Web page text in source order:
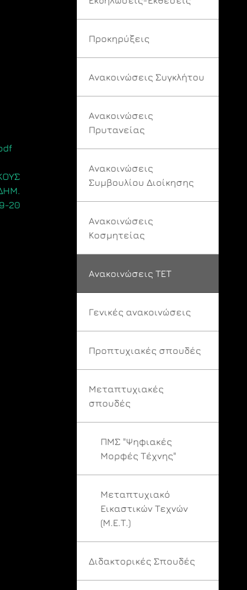
20
Προκηρύξεις
Ανακοινώσεις Συγκλήτου
Ανακοινώσεις
Πρυτανείας
Ανακοινώσεις
Συμβουλίου Διοίκησης
Ανακοινώσεις
Κοσμητείας
Ανακοινώσεις ΤΕΤ
Γενικές ανακοινώσεις
Προπτυχιακές σπουδές
Μεταπτυχιακές
σπουδές
ΠΜΣ "Ψηφιακές
Μορφές Τέχνης"
Μεταπτυχιακό
Εικαστικών Τεχνών
(Μ.Ε.Τ.)
Διδακτορικές Σπουδές